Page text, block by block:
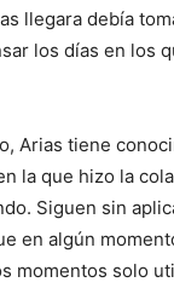
llegara debía
los días en los
Arias tiene
la que hizo la
Siguen sin
en algún
momentos solo